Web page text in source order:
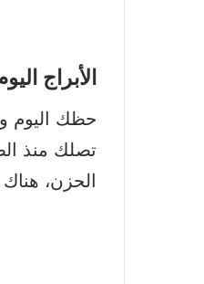
الأبراج اليوم
تصلك منذ
الحزن،